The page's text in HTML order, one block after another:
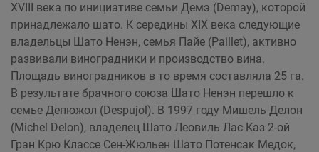
XVIII века по инициативе семьи Демэ (Demay), которой
принадлежало шато. К середины XIX века следующие
владельцы Шато Ненэн, семья Пайе (Paillet), активно
развивали виноградники и производство вина.
Площадь виноградников в то время составляла 25 га.
В результате брачного союза Шато Ненэн перешло к
семье Депюжол (Despujol). В 1997 году Мишель Делон
(Michel Delon), владелец Шато Леовиль Лас Каз 2-ой
Гран Крю Классе Сен-Жюльен Шато Потенсак Медок,